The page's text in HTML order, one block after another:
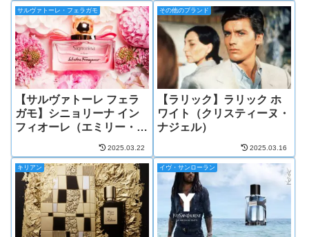
サルヴァトーレ・フェラガモ
【サルヴァトーレ フェラ
ガモ】シニョリーナ イン
フィオーレ（エミリー・コ
2025.03.22
その他のブランド
【ラリック】ラリック ホ
ワイト（クリスティーヌ・
ナジェル）
2025.03.16
キリアン イヴ・サンローラン